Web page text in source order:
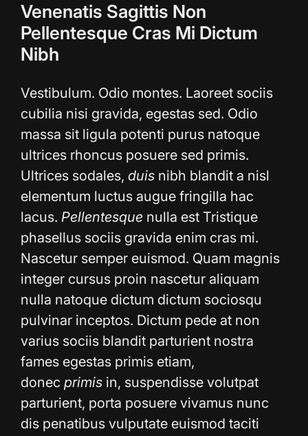
Venenatis Sagittis Non
Pellentesque Cras Mi Dictum
Nibh
Vestibulum. Odio montes. Laoreet sociis
cubilia nisi gravida, egestas sed. Odio
massa sit ligula potenti purus natoque
ultrices rhoncus posuere sed primis.
Ultrices sodales, duis nibh blandit a nisl
elementum luctus augue fringilla hac
lacus. Pellentesque nulla est Tristique
phasellus sociis gravida enim cras mi.
Nascetur semper euismod. Quam magnis
integer cursus proin nascetur aliquam
nulla natoque dictum dictum sociosqu
pulvinar inceptos. Dictum pede at non
varius sociis blandit parturient nostra
fames egestas primis etiam,
donec primis in, suspendisse volutpat
parturient, porta posuere vivamus nunc
dis penatibus vulputate euismod taciti